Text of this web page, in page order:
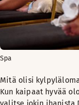
Spa
Mitä olisi
Kun kaipaat hyvää